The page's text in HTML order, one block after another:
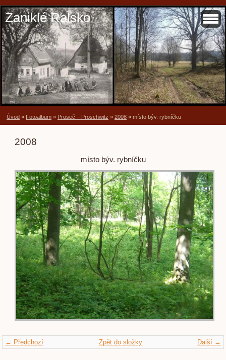
Zaniklé Ralsko
Úvod » Fotoalbum » Proseč – Proschwitz » 2008 » místo býv. rybníčku
2008
místo býv. rybníčku
← Předchozí Další →
Zpět do složky